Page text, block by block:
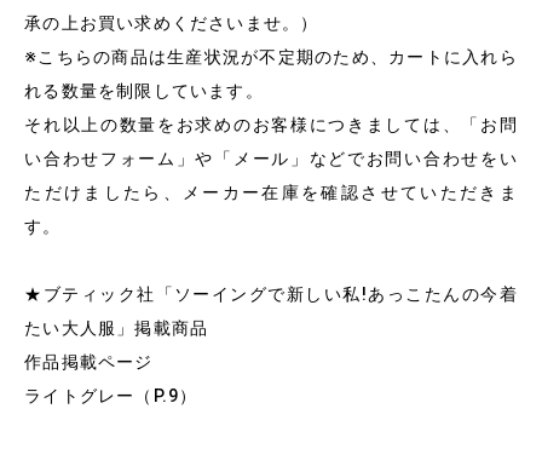
承の上お買い求めくださいませ。）
※こちらの商品は生産状況が不定期のため、カートに入れら
れる数量を制限しています。
それ以上の数量をお求めのお客様につきましては、「お問
い合わせフォーム」や「メール」などでお問い合わせをい
ただけましたら、メーカー在庫を確認させていただきま
す。
★ブティック社「ソーイングで新しい私!あっこたんの今着
たい大人服」掲載商品
作品掲載ページ
ライトグレー（P.9）